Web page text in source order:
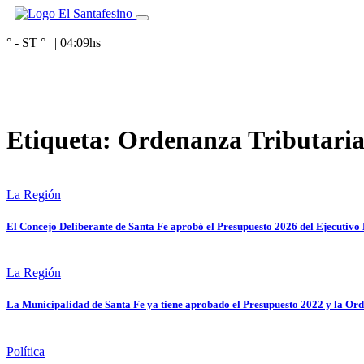
° - ST ° | | 04:09hs
Etiqueta: Ordenanza Tributaria
La Región
El Concejo Deliberante de Santa Fe aprobó el Presupuesto 2026 del
La Región
La Municipalidad de Santa Fe ya tiene aprobado el Presupuesto 2022 y la
Política